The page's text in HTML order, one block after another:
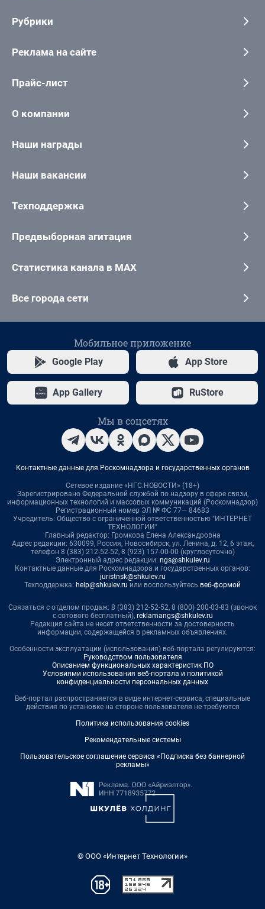
Рубрики
Реклама на сайте
Прайс-лист
О компании
Наши награды
Наши вакансии
Техподдержка
Предвыборная агитация
Статистика канала в MAX
Все города сети
Мобильное приложение
Google Play App Store
App Gallery RuStore
Мы в соцсетях
Контактные данные для Роскомнадзора и государственных органов
Сетевое издание «НГС.НОВОСТИ» (18+)
Зарегистрировано Федеральной службой по надзору в сфере связи,
информационных технологий и массовых коммуникаций (Роскомнадзор)
Регистрационный номер ЭЛ № ФС 77— 84683
Учредитель: Общество с ограниченной ответственностью "ИНТЕРНЕТ
ТЕХНОЛОГИИ"
Главный редактор: Громкова Елена Александровна
Адрес редакции: 630099, Россия, Новосибирск, ул. Ленина, д. 12, 6 этаж,
телефон 8 (383) 212-52-52, 8 (923) 157-00-00 (круглосуточно)
Электронный адрес редакции: ngs@shkulev.ru
Контактные данные для Роскомнадзора и государственных органов:
juristnsk@shkulev.ru
Техподдержка: help@shkulev.ru или воспользуйтесь веб-формой
Связаться с отделом продаж: 8 (383) 212-52-52, 8 (800) 200-03-83 (звонок
с сотового бесплатный), reklamangs@shkulev.ru
Редакция сайта не несет ответственности за достоверность
информации, содержащейся в рекламных объявлениях.
Особенности эксплуатации (использования) веб-портала регулируются:
Руководством пользователя
Описанием функциональных характеристик ПО
Условиями использования веб-портала и политикой
конфиденциальности персональных данных
Веб-портал распространяется в виде интернет-сервиса, специальные
действия по установке на стороне пользователя не требуются
Политика использования cookies
Рекомендательные системы
Пользовательское соглашение сервиса «Подписка без баннерной
рекламы»
© ООО «Интернет Технологии»